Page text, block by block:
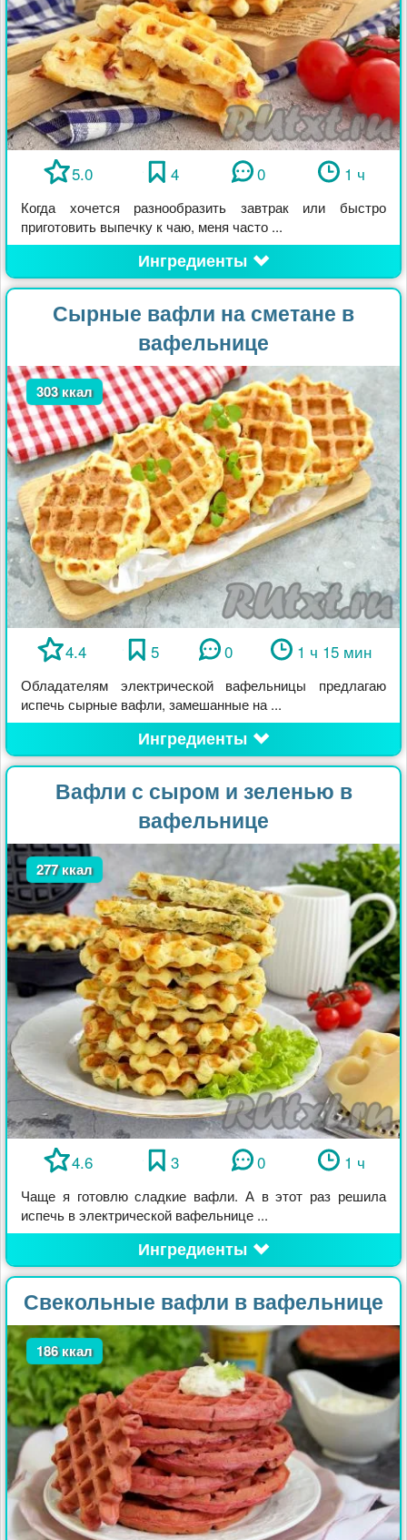
5.0 4 0 1 ч
Когда хочется разнообразить завтрак или быстро
приготовить выпечку к чаю, меня часто ...
Ингредиенты
Сырные вафли на сметане в
вафельнице
303 ккал
4.4 5 0 1 ч 15 мин
Обладателям электрической вафельницы предлагаю
испечь сырные вафли, замешанные на ...
Ингредиенты
Вафли с сыром и зеленью в
вафельнице
277 ккал
4.6 3 0 1 ч
Чаще я готовлю сладкие вафли. А в этот раз решила
испечь в электрической вафельнице ...
Ингредиенты
Свекольные вафли в вафельнице
186 ккал